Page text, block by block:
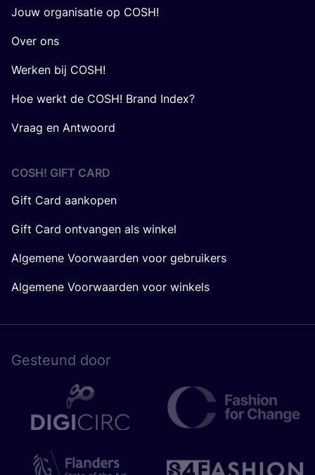
Jouw organisatie op COSH!
Over ons
Werken bij COSH!
Hoe werkt de COSH! Brand Index?
Vraag en Antwoord
COSH! GIFT CARD
Gift Card aankopen
Gift Card ontvangen als winkel
Algemene Voorwaarden voor gebruikers
Algemene Voorwaarden voor winkels
Gesteund door